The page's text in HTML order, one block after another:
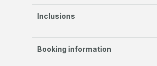
Inclusions
Booking information